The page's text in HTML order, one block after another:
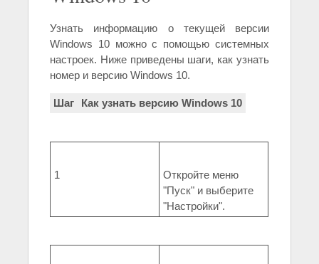
Узнать информацию о текущей версии
Windows 10 можно с помощью системных
настроек. Ниже приведены шаги, как узнать
номер и версию Windows 10.
Шаг Как узнать версию Windows 10
1
Откройте меню
"Пуск" и выберите
"Настройки".